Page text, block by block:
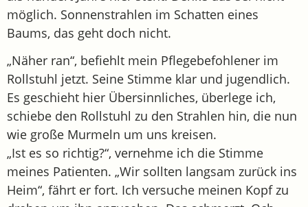
möglich. Sonnenstrahlen im Schatten eines
Baums, das geht doch nicht.
„Näher ran“, befiehlt mein Pflegebefohlener im
Rollstuhl jetzt. Seine Stimme klar und jugendlich.
Es geschieht hier Übersinnliches, überlege ich,
schiebe den Rollstuhl zu den Strahlen hin, die nun
wie große Murmeln um uns kreisen.
„Ist es so richtig?“, vernehme ich die Stimme
meines Patienten. „Wir sollten langsam zurück ins
Heim“, fährt er fort. Ich versuche meinen Kopf zu